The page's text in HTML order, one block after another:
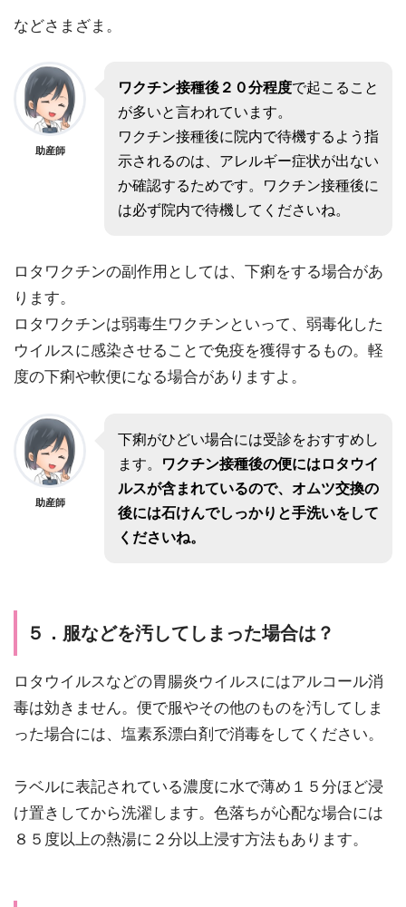
などさまざま。
助産師
ワクチン接種後２０分程度で起こること
が多いと言われています。
ワクチン接種後に院内で待機するよう指
示されるのは、アレルギー症状が出ない
か確認するためです。ワクチン接種後に
は必ず院内で待機してくださいね。
ロタワクチンの副作用としては、下痢をする場合があ
ります。
ロタワクチンは弱毒生ワクチンといって、弱毒化した
ウイルスに感染させることで免疫を獲得するもの。軽
度の下痢や軟便になる場合がありますよ。
助産師
下痢がひどい場合には受診をおすすめし
ます。
ワクチン接種後の便にはロタウイ
ルスが含まれているので、オムツ交換の
後には石けんでしっかりと手洗いをして
くださいね。
５．服などを汚してしまった場合は？
ロタウイルスなどの胃腸炎ウイルスにはアルコール消
毒は効きません。便で服やその他のものを汚してしま
った場合には、塩素系漂白剤で消毒をしてください。
ラベルに表記されている濃度に水で薄め１５分ほど浸
け置きしてから洗濯します。色落ちが心配な場合には
８５度以上の熱湯に２分以上浸す方法もあります。